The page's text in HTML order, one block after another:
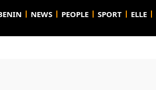
NEWS PEOPLE SPORT ELLE